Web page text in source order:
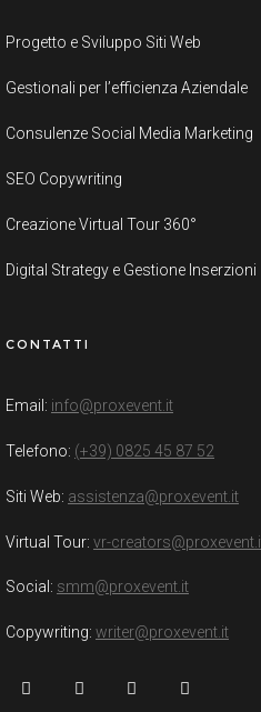
Progetto e Sviluppo Siti Web
Gestionali per l’efficienza Aziendale
Consulenze Social Media Marketing
SEO Copywriting
Creazione Virtual Tour 360°
Digital Strategy e Gestione Inserzioni
CONTATTI
Email: info@proxevent.it
Telefono: (+39) 0825 45 87 52
Siti Web: assistenza@proxevent.it
Virtual Tour: vr-
Social: smm@proxevent.it
Copywriting: writer@proxevent.it